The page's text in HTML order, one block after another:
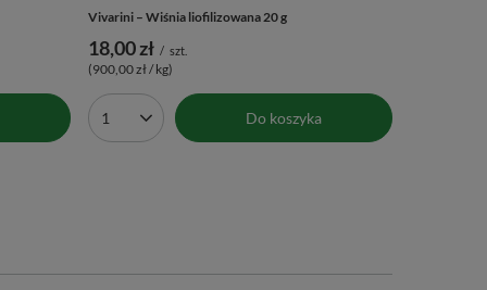
Vivarini – Wiśnia liofilizowana 20 g
18,00 zł / szt.
(900,00 zł / kg)
Ilość produktów Do koszyka